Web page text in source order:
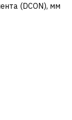
(DCON), мм